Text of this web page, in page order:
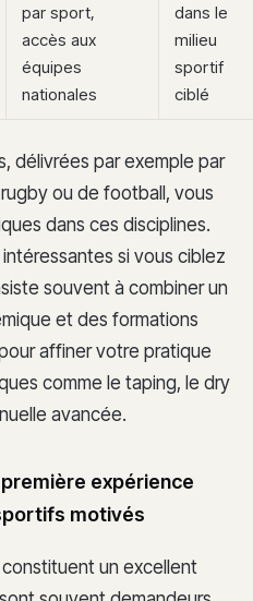
par sport,
accès aux
équipes
nationales
dans le
milieu
sportif
ciblé
délivrées par exemple par
ou de football, vous
dans ces disciplines.
si vous ciblez
souvent à combiner un
et des formations
affiner votre pratique
comme le taping, le dry
avancée.
expérience
motivés
un excellent